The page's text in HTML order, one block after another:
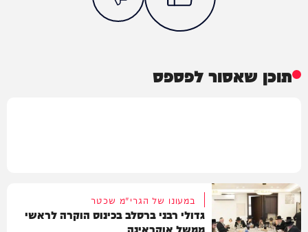
תוכן שאסור לפספס
במעונו של הגרי"מ שכטר
גדולי רבני ברסלב בכינוס הוקרה לראשי
ממשל אוקראינה